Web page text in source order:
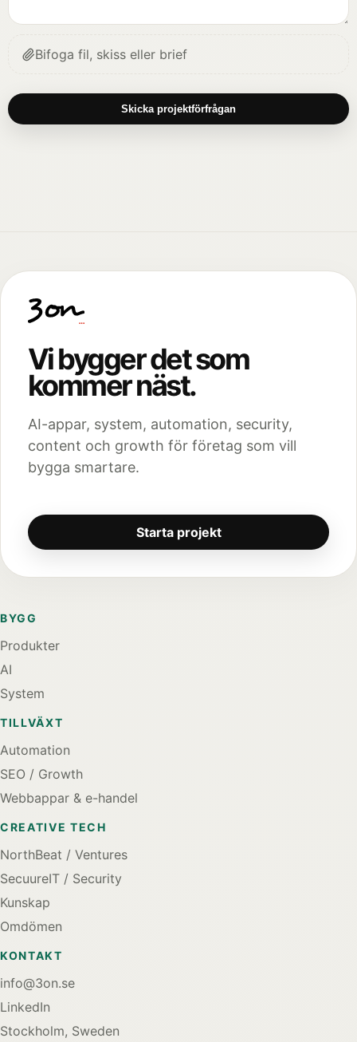
Bifoga fil, skiss eller brief
Skicka projektförfrågan
Vi bygger det som
kommer näst.
AI-appar, system, automation, security,
content och growth för företag som vill
bygga smartare.
Starta projekt
BYGG
Produkter
AI
System
TILLVÄXT
Automation
SEO / Growth
Webbappar & e-handel
CREATIVE TECH
NorthBeat / Ventures
SecuureIT / Security
Kunskap
Omdömen
KONTAKT
info@3on.se
LinkedIn
Stockholm, Sweden